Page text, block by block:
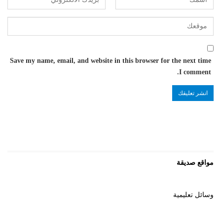
Save my name, email, and website in this browser for the next time
I comment.
مواقع صديقة
وسائل تعليمية